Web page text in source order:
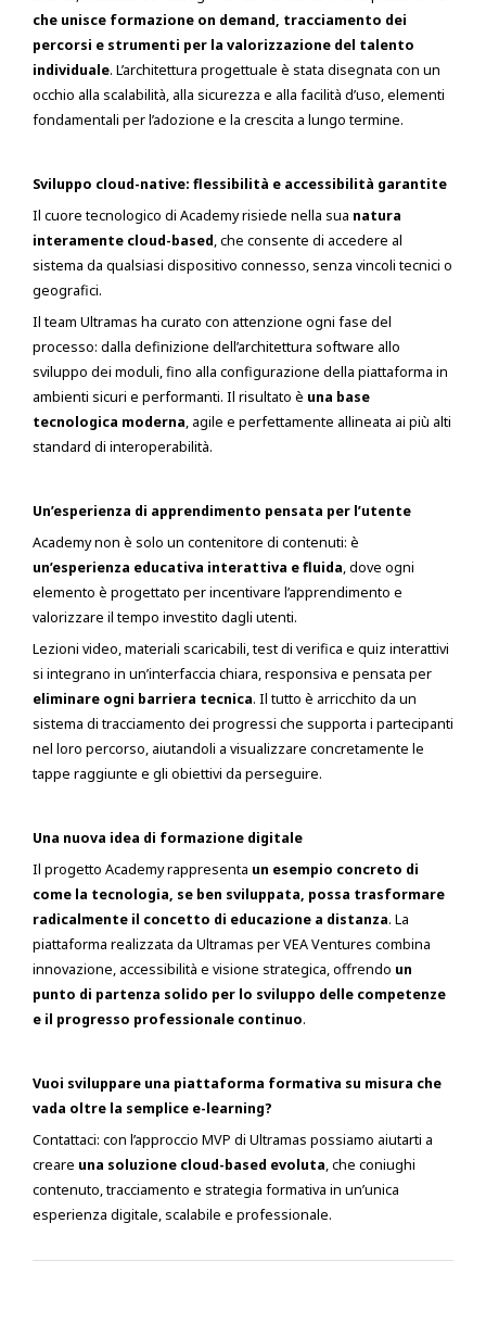
che unisce formazione on demand, tracciamento dei
percorsi e strumenti per la valorizzazione del talento
individuale. L’architettura progettuale è stata disegnata con un
occhio alla scalabilità, alla sicurezza e alla facilità d’uso, elementi
fondamentali per l’adozione e la crescita a lungo termine.
Sviluppo cloud-native: flessibilità e accessibilità garantite
Il cuore tecnologico di Academy risiede nella sua natura
interamente cloud-based, che consente di accedere al
sistema da qualsiasi dispositivo connesso, senza vincoli tecnici o
geografici.
Il team Ultramas ha curato con attenzione ogni fase del
processo: dalla definizione dell’architettura software allo
sviluppo dei moduli, fino alla configurazione della piattaforma in
ambienti sicuri e performanti. Il risultato è una base
tecnologica moderna, agile e perfettamente allineata ai più alti
standard di interoperabilità.
Un’esperienza di apprendimento pensata per l’utente
Academy non è solo un contenitore di contenuti: è
un’esperienza educativa interattiva e fluida, dove ogni
elemento è progettato per incentivare l’apprendimento e
valorizzare il tempo investito dagli utenti.
Lezioni video, materiali scaricabili, test di verifica e quiz interattivi
si integrano in un’interfaccia chiara, responsiva e pensata per
eliminare ogni barriera tecnica. Il tutto è arricchito da un
sistema di tracciamento dei progressi che supporta i partecipanti
nel loro percorso, aiutandoli a visualizzare concretamente le
tappe raggiunte e gli obiettivi da perseguire.
Una nuova idea di formazione digitale
Il progetto Academy rappresenta un esempio concreto di
come la tecnologia, se ben sviluppata, possa trasformare
radicalmente il concetto di educazione a distanza. La
piattaforma realizzata da Ultramas per VEA Ventures combina
innovazione, accessibilità e visione strategica, offrendo un
punto di partenza solido per lo sviluppo delle competenze
e il progresso professionale continuo.
Vuoi sviluppare una piattaforma formativa su misura che
vada oltre la semplice e-learning?
Contattaci: con l’approccio MVP di Ultramas possiamo aiutarti a
creare una soluzione cloud-based evoluta, che coniughi
contenuto, tracciamento e strategia formativa in un’unica
esperienza digitale, scalabile e professionale.